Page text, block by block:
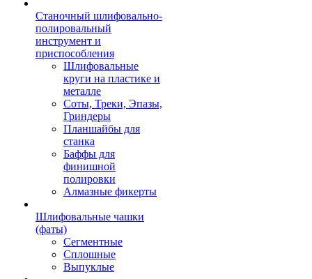
Станочный шлифовально-
полировальный
инструмент и
приспособления
Шлифовальные
круги на пластике и
металле
Соты, Треки, Эпазы,
Гриндеры
Планшайбы для
станка
Баффы для
финишной
полировки
Алмазные фикерты
Шлифовальные чашки
(фаты)
Сегментные
Сплошные
Выпуклые